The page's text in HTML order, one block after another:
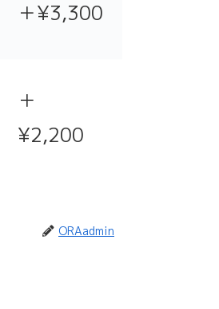
＋¥3,300
＋
¥2,200
ORAadmin